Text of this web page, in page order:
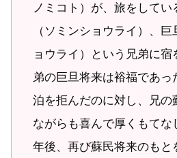
ノミコト）が、旅をして
（ソミンショウライ）、
ョウライ）という兄弟に宿
弟の巨旦将来は裕福であっ
泊を拒んだのに対し、兄の
ながらも喜んで厚くもてな
年後、再び蘇民将来のもと